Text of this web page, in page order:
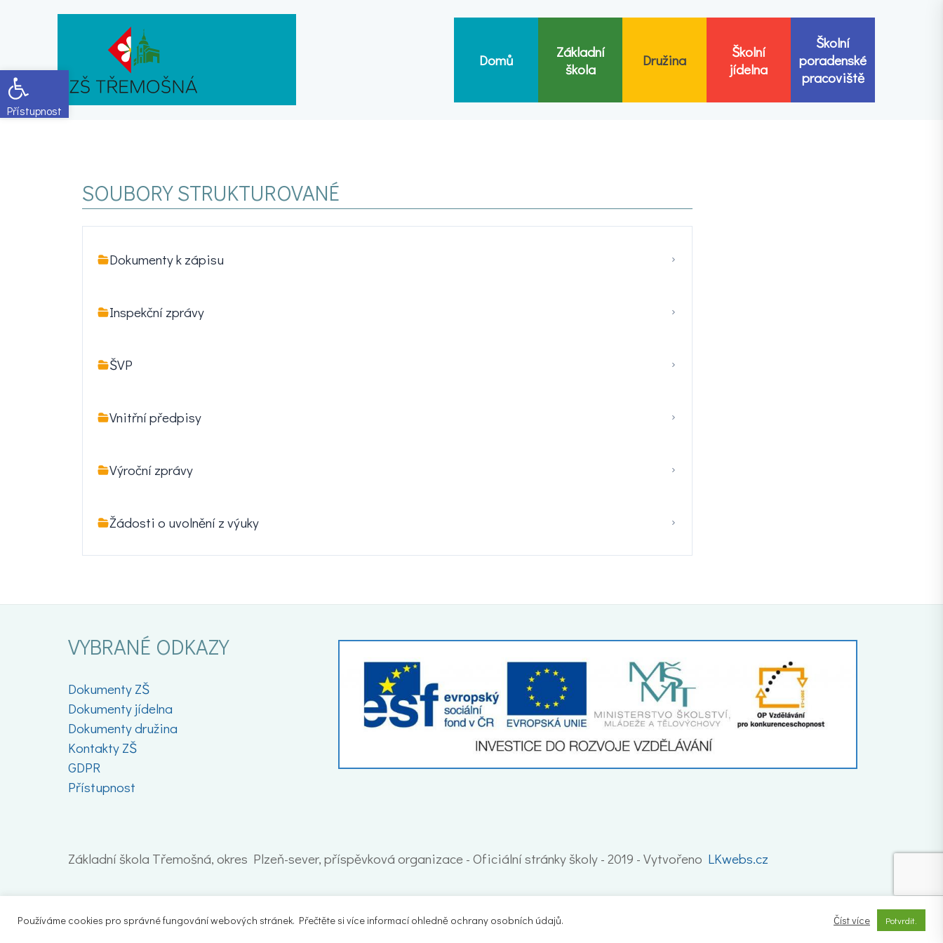
Open toolbar
Domů
Základní
škola
Družina
Školní
jídelna
Školní
poradenské
pracoviště
SOUBORY STRUKTUROVANÉ
Dokumenty k zápisu
Inspekční zprávy
ŠVP
Vnitřní předpisy
Výroční zprávy
Žádosti o uvolnění z výuky
VYBRANÉ ODKAZY
Dokumenty ZŠ
Dokumenty jídelna
Dokumenty družina
Kontakty ZŠ
GDPR
Přístupnost
Základní škola Třemošná, okres Plzeň-sever, příspěvková organizace - Oficiální stránky školy - 2019 - Vytvořeno LKwebs.cz
Používáme cookies pro správné fungování webových stránek. Přečtěte si více informací ohledně ochrany osobních údajů. Číst více Potvrdit.